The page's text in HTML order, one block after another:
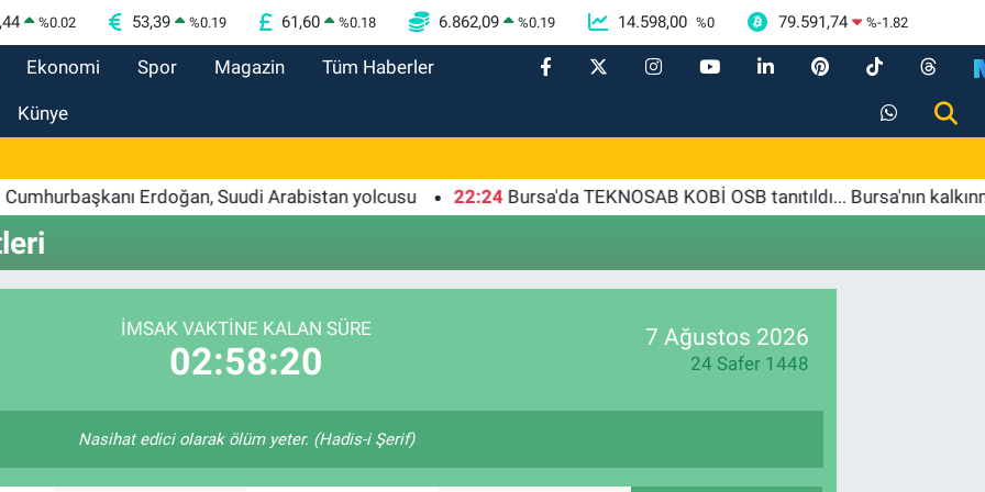
%0.02 53,39 %0.19 61,60 %0.18 6.862,09 %0.19 14.598,00 %0 79.591,74 %-1.82
Ekonomi Spor Magazin Tüm Haberler
Künye
Erdoğan, Suudi Arabistan yolcusu 22:24 Bursa'da TEKNOSAB KOBİ OSB tanıtıldı... Bursa'nın
İMSAK VAKTİNE KALAN SÜRE
02:58:20
7 Ağustos 2026
24 Safer 1448
Nasihat edici olarak ölüm yeter. (Hadis-i Şerif)